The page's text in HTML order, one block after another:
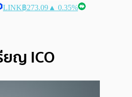
LINK฿273.09 ▲ 0.35%
ยญ ICO